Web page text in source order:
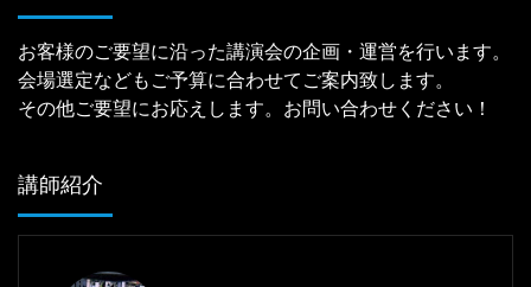
お客様のご要望に沿った講演会の企画・運営を行います。
会場選定などもご予算に合わせてご案内致します。
その他ご要望にお応えします。お問い合わせください！
講師紹介